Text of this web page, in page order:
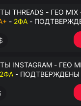
THREADS - ГЕО MIX
- 2ФА -
INSTAGRAM - ГЕО
2ФА -